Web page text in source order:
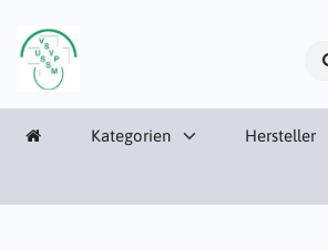
Kategorien Hersteller